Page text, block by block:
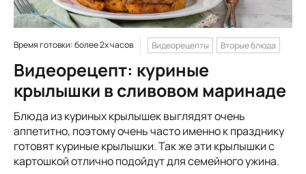
Время готовки: более 2х часов Видеорецепты Вторые блюда
Видеорецепт: куриные
крылышки в сливовом маринаде
Блюда из куриных крылышек выглядят очень
аппетитно, поэтому очень часто именно к празднику
готовят куриные крылышки. Так же эти крылышки с
картошкой отлично подойдут для семейного ужина.